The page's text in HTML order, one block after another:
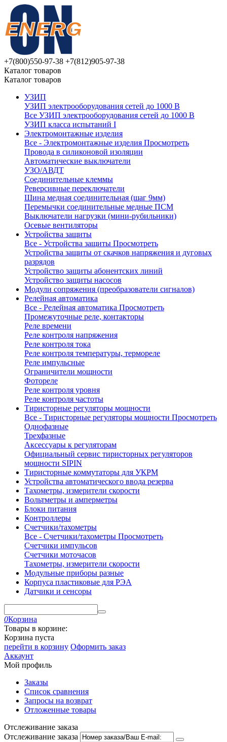
+7(800)550-97-38 +7(812)905-97-38
Каталог товаров
Каталог товаров
УЗИП
УЗИП электрооборудования сетей до 1000 В
Все УЗИП электрооборудования сетей до 1000 В
УЗИП клaссa испытаний I
Электромонтажные изделия
Все - Электромонтажные изделия Просмотреть
Провода в силиконовой изоляции
Автоматические выключатели
УЗО/АВДТ
Соединительные клеммы
Реверсивные переключатели
Шина медная соединительная (шаг 9мм)
Перемычки соединительные медные ПСМ
Выключатели нагрузки (мини-рубильники)
Осевые вентиляторы
Устройства защиты
Все - Устройства защиты Просмотреть
Устройства защиты от скачков напряжения и дуговых
разрядов
Устройство защиты абонентских линий
Устройство защиты насосов
Модули сопряжения (преобразователи сигналов)
Релейная автоматика
Все - Релейная автоматика Просмотреть
Промежуточные реле, контакторы
Реле времени
Реле контроля напряжения
Реле контроля тока
Реле контроля температуры, термореле
Реле импульсные
Ограничители мощности
Фотореле
Реле контроля уровня
Реле контроля частоты
Тиристорные регуляторы мощности
Все - Тиристорные регуляторы мощности Просмотреть
Однофазные
Трехфазные
Аксессуары к регуляторам
Официальный сервис тиристорных регуляторов
мощности SIPIN
Тиристорные коммутаторы для УКРМ
Устройства автоматического ввода резерва
Тахометры, измерители скорости
Вольтметры и амперметры
Блоки питания
Контроллеры
Счетчики/тахометры
Все - Счетчики/тахометры Просмотреть
Счетчики импульсов
Счетчики моточасов
Тахометры, измерители скорости
Модульные приборы разные
Корпуса пластиковые для РЭА
Датчики и сенсоры
0Корзина
Товары в корзине:
Корзина пуста
перейти в корзину Оформить заказ
Аккаунт
Мой профиль
Заказы
Список сравнения
Запросы на возврат
Отложенные товары
Отслеживание заказа
Отслеживание заказа